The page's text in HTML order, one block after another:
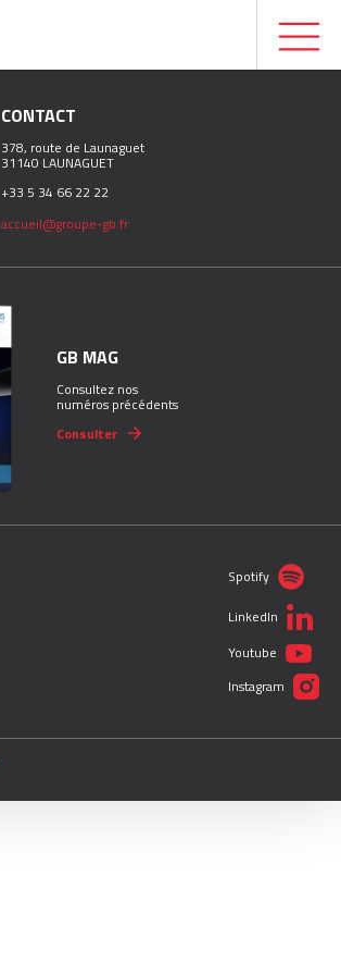
CONTACT
378, route de Launaguet
31140 LAUNAGUET
+33 5 34 66 22 22
accueil@groupe-gb.fr
GB MAG
Consultez nos
numéros précédents
Consulter
Spotify
LinkedIn
Youtube
Instagram